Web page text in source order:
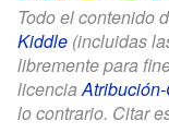
Todo el contenido
Kiddle (incluidas
libremente para
licencia
lo contrario. Citar